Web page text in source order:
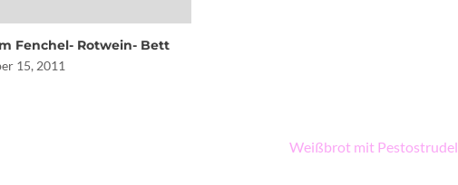
Fenchel- Rotwein- Bett
15, 2011
Weißbrot mit Pestostrudel